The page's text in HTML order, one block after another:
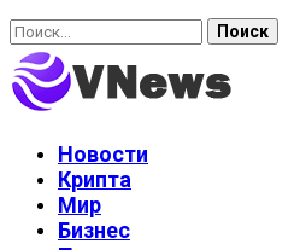
Найти:
Новости
Крипта
Мир
Бизнес